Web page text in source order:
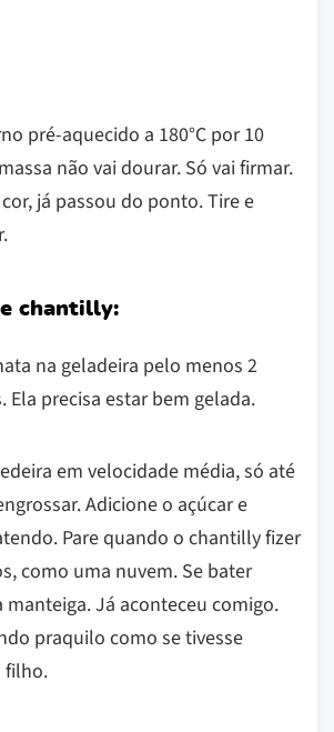
pré-aquecido a 180°C por 10
não vai dourar. Só vai firmar.
já passou do ponto. Tire e
chantilly:
na geladeira pelo menos 2
Ela precisa estar bem gelada.
em velocidade média, só até
Adicione o açúcar e
Pare quando o chantilly fizer
como uma nuvem. Se bater
manteiga. Já aconteceu comigo.
praquilo como se tivesse
filho.